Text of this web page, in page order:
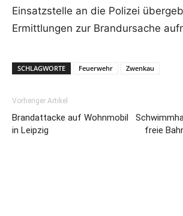
Einsatzstelle an die Polizei
Ermittlungen zur Brandursache
SCHLAGWORTE Feuerwehr Zwenkau
Vorheriger Artikel
Brandattacke auf Wohnmobil
in Leipzig
freie